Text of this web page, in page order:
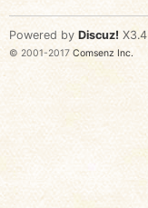
Powered by Discuz! X3.4
© 2001-2017 Comsenz Inc.